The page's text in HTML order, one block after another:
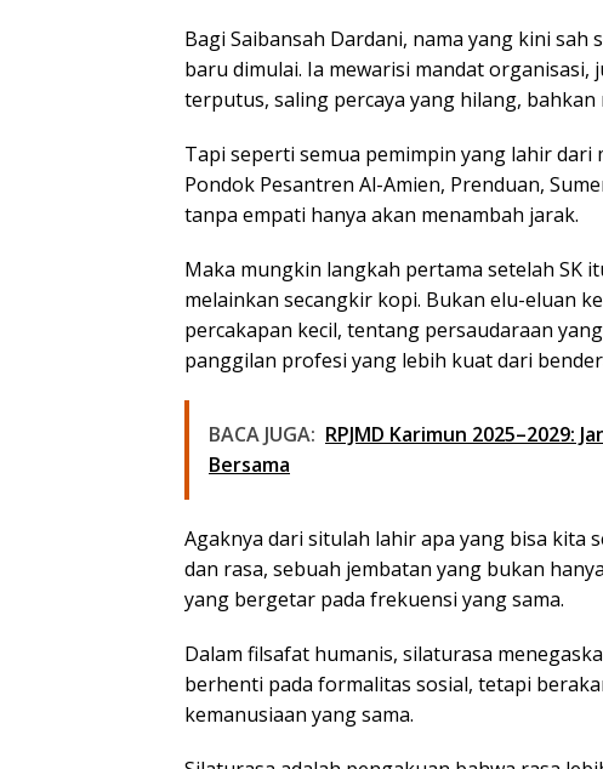
Bagi Saibansah Dardani, nama yang kini
baru dimulai. Ia mewarisi mandat organisasi,
terputus, saling percaya yang hilang,
Tapi seperti semua pemimpin yang lahir dari
Pondok Pesantren Al-Amien, Prenduan,
tanpa empati hanya akan menambah jarak.
Maka mungkin langkah pertama setelah SK
melainkan secangkir kopi. Bukan elu-eluan
percakapan kecil, tentang persaudaraan
panggilan profesi yang lebih kuat dari
BACA JUGA: RPJMD Karimun 2025–2029:
Bersama
Agaknya dari situlah lahir apa yang bisa kita
dan rasa, sebuah jembatan yang bukan
yang bergetar pada frekuensi yang sama.
Dalam filsafat humanis, silaturasa
berhenti pada formalitas sosial, tetapi
kemanusiaan yang sama.